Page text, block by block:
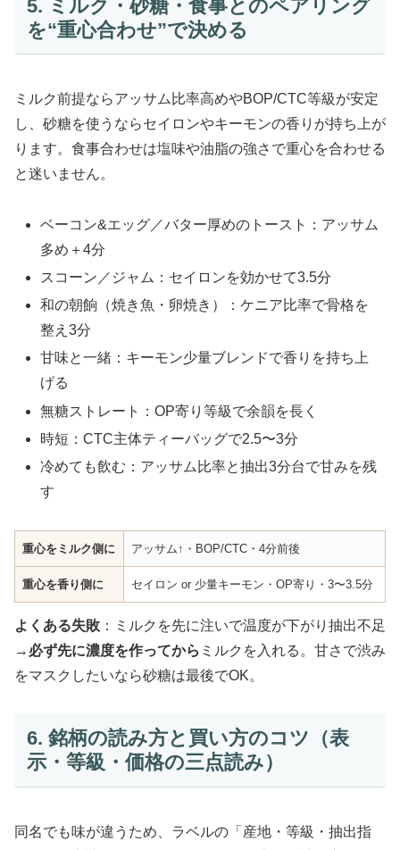
5. ミルク・砂糖・食事とのペアリング
を“重心合わせ”で決める
ミルク前提ならアッサム比率高めやBOP/CTC等級が安定
し、砂糖を使うならセイロンやキーモンの香りが持ち上が
ります。食事合わせは塩味や油脂の強さで重心を合わせる
と迷いません。
ベーコン&エッグ／バター厚めのトースト：アッサム
多め＋4分
スコーン／ジャム：セイロンを効かせて3.5分
和の朝餉（焼き魚・卵焼き）：ケニア比率で骨格を
整え3分
甘味と一緒：キーモン少量ブレンドで香りを持ち上
げる
無糖ストレート：OP寄り等級で余韻を長く
時短：CTC主体ティーバッグで2.5〜3分
冷めても飲む：アッサム比率と抽出3分台で甘みを残
す
重心をミルク側に アッサム↑・BOP/CTC・4分前後
重心を香り側に セイロン or 少量キーモン・OP寄り・3〜3.5分
よくある失敗 ：ミルクを先に注いで温度が下がり抽出不足
→ 必ず先に濃度を作ってから ミルクを入れる。甘さで渋み
をマスクしたいなら砂糖は最後でOK。
6. 銘柄の読み方と買い方のコツ（表
示・等級・価格の三点読み）
同名でも味が違うため、ラベルの「産地・等級・抽出指